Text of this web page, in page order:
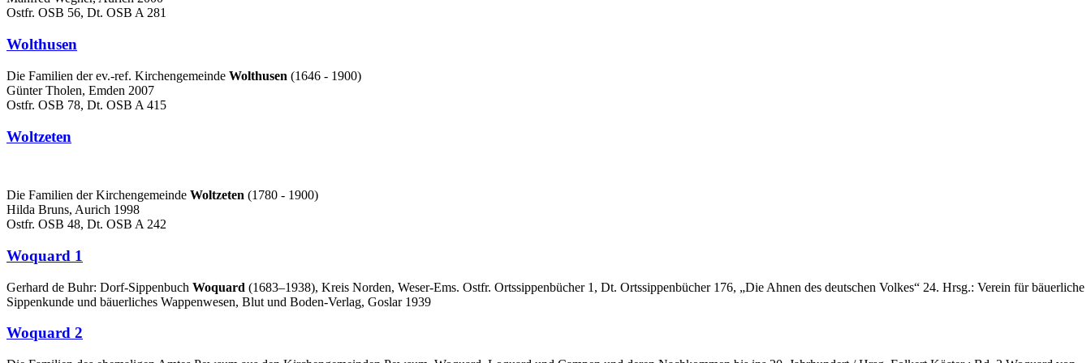
Ostfr. OSB 56, Dt. OSB A 281
Wolthusen
Die Familien der ev.-ref. Kirchengemeinde Wolthusen (1646 - 1900)
Günter Tholen, Emden 2007
Ostfr. OSB 78, Dt. OSB A 415
Woltzeten
Die Familien der Kirchengemeinde Woltzeten (1780 - 1900)
Hilda Bruns, Aurich 1998
Ostfr. OSB 48, Dt. OSB A 242
Woquard 1
Gerhard de Buhr: Dorf-Sippenbuch Woquard (1683–1938), Kreis Norden, Weser-Ems. Ostfr. Ortssippenbücher 1, Dt. Ortssippenbücher 176, „Die Ahnen des deutschen Volkes“ 24. Hrsg.: Verein für bäuerliche
Sippenkunde und bäuerliches Wappenwesen, Blut und Boden-Verlag, Goslar 1939
Woquard 2